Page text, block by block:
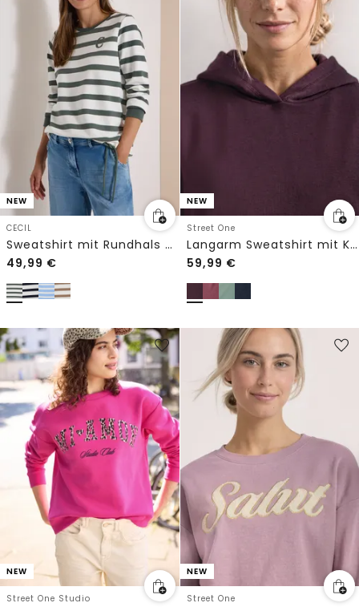
NEW
CECIL
Sweatshirt mit Rundhals und Tunnelzug
49,99 €
NEW
Street One
Langarm Sweatshirt mit Kapuze
59,99 €
NEW
Street One Studio
NEW
Street One